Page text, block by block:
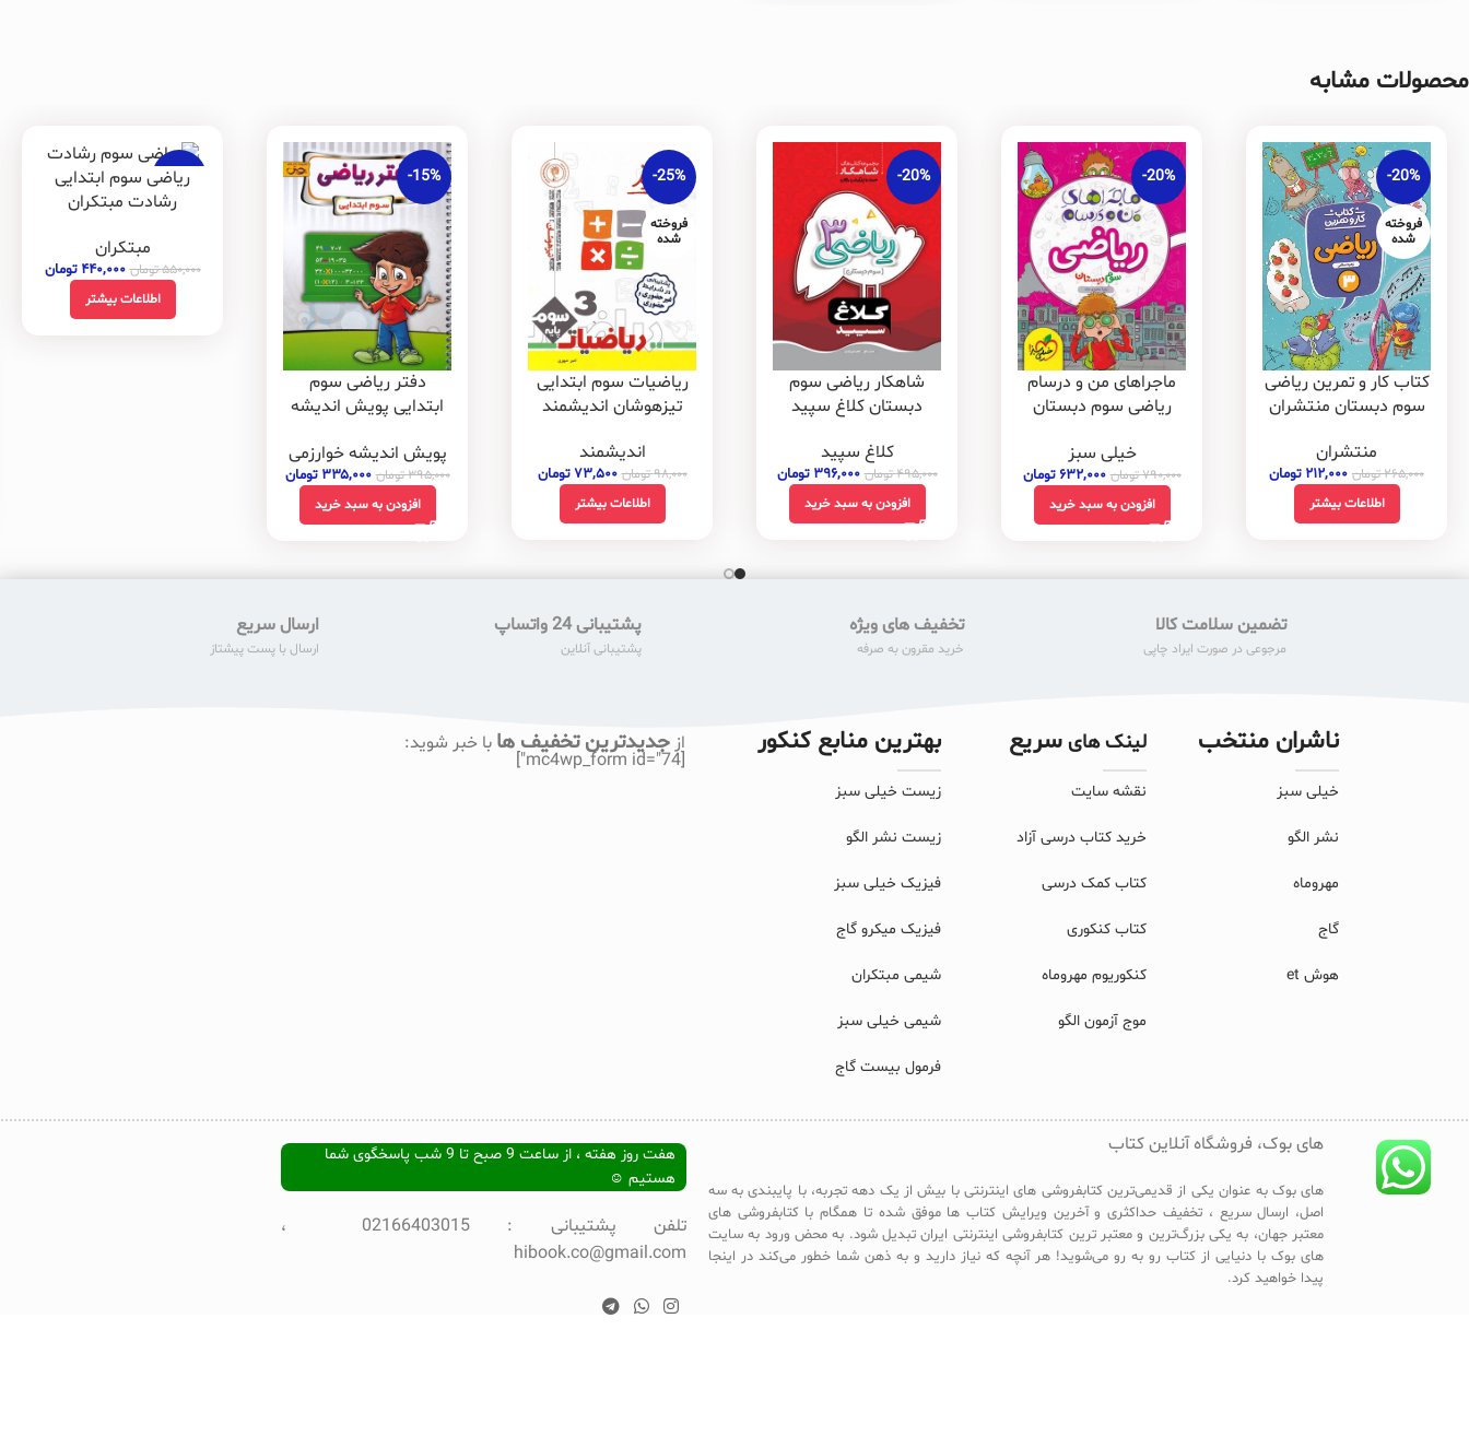
محصولات مشابه
-20%
فروخته
شده
کتاب کار و تمرین ریاضی
سوم دبستان منتشران
منتشران
۲۶۵,۰۰۰تومان ۲۱۲,۰۰۰ تومان
اطلاعات بیشتر
-20%
ماجراهای من و درسام
ریاضی سوم دبستان
خیلی سبز
۷۹۰,۰۰۰تومان ۶۳۲,۰۰۰ تومان
افزودن به سبد خرید
-20%
شاهکار ریاضی سوم
دبستان کلاغ سپید
کلاغ سپید
۴۹۵,۰۰۰تومان ۳۹۶,۰۰۰ تومان
افزودن به سبد خرید
-25%
فروخته
شده
ریاضیات سوم ابتدایی
تیزهوشان اندیشمند
اندیشمند
۹۸,۰۰۰تومان ۷۳,۵۰۰ تومان
اطلاعات بیشتر
-15%
دفتر ریاضی سوم
ابتدایی پویش اندیشه
پویش اندیشه خوارزمی
۳۹۵,۰۰۰تومان ۳۳۵,۰۰۰ تومان
افزودن به سبد خرید
-20%
ریاضی سوم ابتدایی
رشادت مبتکران
مبتکران
۵۵۰,۰۰۰تومان ۴۴۰,۰۰۰ تومان
اطلاعات بیشتر
تضمین سلامت کالا
مرجوعی در صورت ایراد چاپی
تخفیف های ویژه
خرید مقرون به صرفه
پشتیبانی 24 واتساپ
پشتیبانی آنلاین
ارسال سریع
ارسال با پست پیشتاز
ناشران منتخب
خیلی سبز
نشر الگو
مهروماه
گاج
هوش et
لینک های سریع
نقشه سایت
خرید کتاب درسی آزاد
کتاب کمک درسی
کتاب کنکوری
کنکوریوم مهروماه
موج آزمون الگو
بهترین منابع کنکور
زیست خیلی سبز
زیست نشر الگو
فیزیک خیلی سبز
فیزیک میکرو گاج
شیمی مبتکران
شیمی خیلی سبز
فرمول بیست گاج
از جدیدترین تخفیف ها با خبر شوید:
[mc4wp_form id="74"]
های بوک، فروشگاه آنلاین کتاب
های بوک به عنوان یکی از قدیمی‌ترین کتابفروشی های اینترنتی با بیش از یک دهه تجربه، با پایبندی به سه
اصل، ارسال سریع ، تخفیف حداکثری و آخرین ویرایش کتاب ها موفق شده تا همگام با کتابفروشی های
معتبر جهان، به یکی بزرگ‌ترین و معتبر ترین کتابفروشی اینترنتی ایران تبدیل شود. به محض ورود به سایت
های بوک با دنیایی از کتاب رو به رو می‌شوید! هر آنچه که نیاز دارید و به ذهن شما خطور می‌کند در اینجا
پیدا خواهید کرد.
هفت روز هفته ، از ساعت 9 صبح تا 9 شب پاسخگوی شما
هستیم ☺
تلفن پشتیبانی : 02166403015 ،
hibook.co@gmail.com